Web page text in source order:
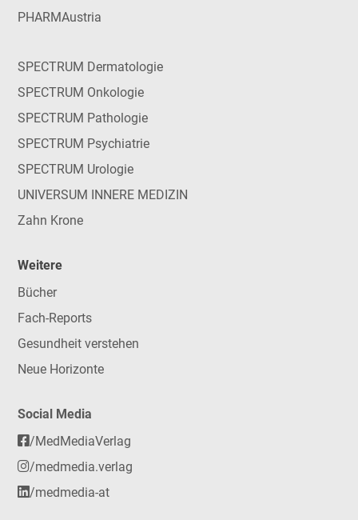
PHARMAustria
SPECTRUM Dermatologie
SPECTRUM Onkologie
SPECTRUM Pathologie
SPECTRUM Psychiatrie
SPECTRUM Urologie
UNIVERSUM INNERE MEDIZIN
Zahn Krone
Weitere
Bücher
Fach-Reports
Gesundheit verstehen
Neue Horizonte
Social Media
/MedMediaVerlag
/medmedia.verlag
/medmedia-at